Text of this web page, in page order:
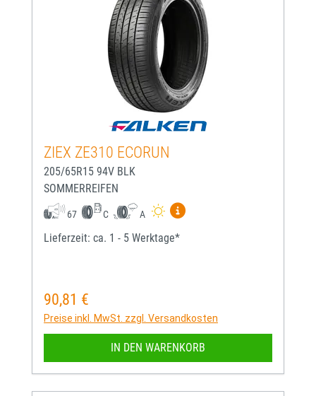
ZIEX ZE310 ECORUN
205/65R15 94V BLK
SOMMERREIFEN
67 C A
Mehr Informationen zum
Lieferzeit: ca. 1 - 5 Werktage*
Regulärer Preis:
90,81 €
Preise inkl. MwSt. zzgl. Versandkosten
IN DEN WARENKORB